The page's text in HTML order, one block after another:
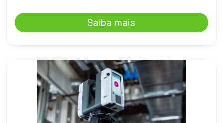
Saiba mais